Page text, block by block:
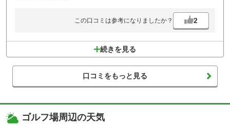
この口コミは参考になりましたか？ 2
続きを見る
口コミをもっと見る
ゴルフ場周辺の天気